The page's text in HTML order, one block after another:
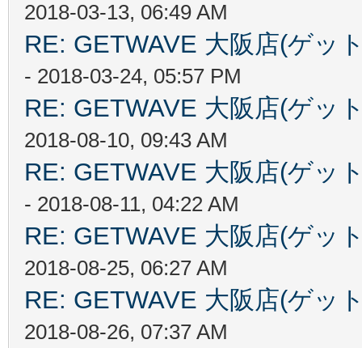
2018-03-13, 06:49 AM
RE: GETWAVE 大阪店(ゲッ
- 2018-03-24, 05:57 PM
RE: GETWAVE 大阪店(ゲッ
2018-08-10, 09:43 AM
RE: GETWAVE 大阪店(ゲッ
- 2018-08-11, 04:22 AM
RE: GETWAVE 大阪店(ゲッ
2018-08-25, 06:27 AM
RE: GETWAVE 大阪店(ゲッ
2018-08-26, 07:37 AM